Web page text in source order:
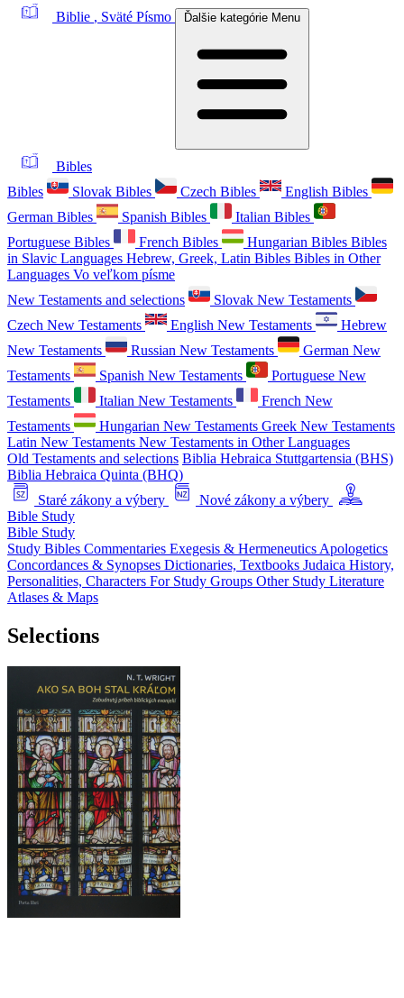
Biblie , Sväté Písmo Ďalšie kategórie Menu
Bibles
Bibles
Slovak Bibles Czech Bibles
English Bibles
German Bibles
Spanish Bibles
Italian Bibles
Portuguese Bibles
French Bibles Hungarian Bibles Bibles
in Slavic Languages Hebrew, Greek, Latin Bibles Bibles in Other
Languages Vo veľkom písme
New Testaments and selections
Slovak New Testaments
Czech New Testaments
English New Testaments
Hebrew
New Testaments
Russian New Testaments
German New
Testaments
Spanish New Testaments
Portuguese New
Testaments
Italian New Testaments
French New
Testaments
Hungarian New Testaments Greek New Testaments
Latin New Testaments New Testaments in Other Languages
Old Testaments and selections Biblia Hebraica Stuttgartensia (BHS)
Biblia Hebraica Quinta (BHQ)
Staré zákony a výbery
Nové zákony a výbery
Bible Study
Bible Study
Study Bibles Commentaries Exegesis & Hermeneutics Apologetics
Concordances & Synopses Dictionaries, Textbooks Judaica History,
Personalities, Characters For Study Groups Other Study Literature
Atlases & Maps
Selections